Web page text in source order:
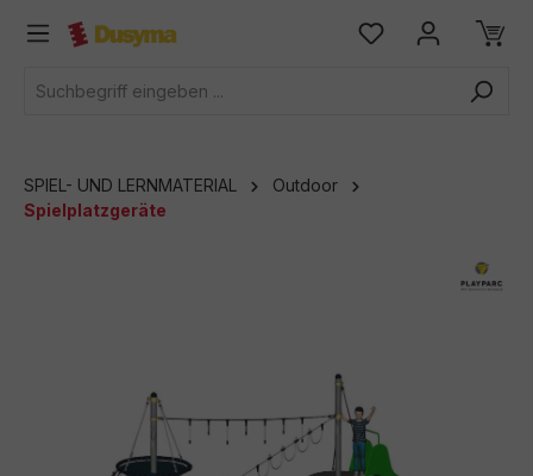
springen
SPIEL- UND LERNMATERIAL
Outdoor
Spielplatzgeräte